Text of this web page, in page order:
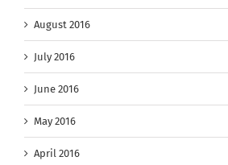
August 2016
July 2016
June 2016
May 2016
April 2016